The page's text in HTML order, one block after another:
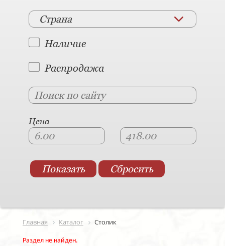
Страна
Наличие
Распродажа
Цена
Главная Каталог Столик
Раздел не найден.